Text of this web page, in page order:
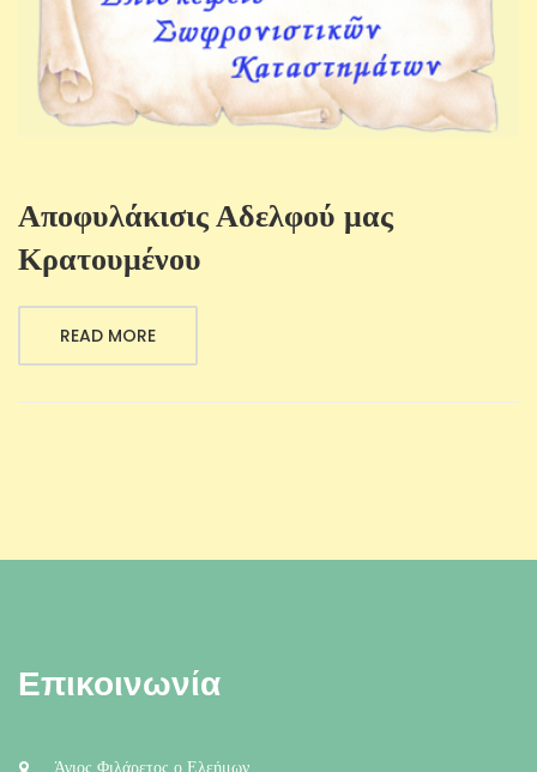
Αποφυλάκισις Αδελφού μας
Κρατουμένου
READ MORE
Επικοινωνία
Άγιος Φιλάρετος ο Ελεήμων